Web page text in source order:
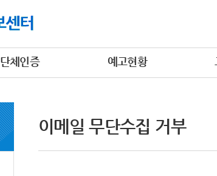
단체인증 예고현황
이메일 무단수집 거부